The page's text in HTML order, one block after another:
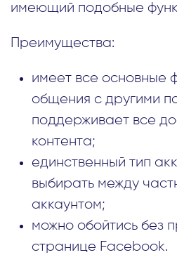
имеющий подобные
Преимущества:
имеет все основные
общения с другими
поддерживает все
контента;
единственный тип
выбирать между
аккаунтом;
можно обойтись без
странице Facebook.